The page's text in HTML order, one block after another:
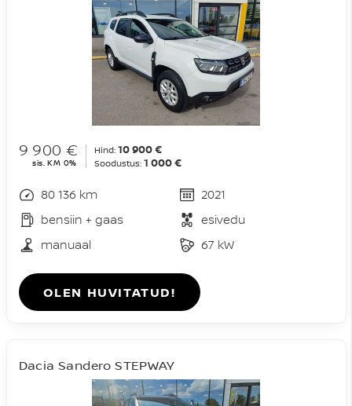
9 900 €
sis. KM 0%
Hind: 10 900 €
Soodustus: 1 000 €
80 136 km
2021
bensiin + gaas
esivedu
manuaal
67 kW
OLEN HUVITATUD!
Dacia Sandero STEPWAY